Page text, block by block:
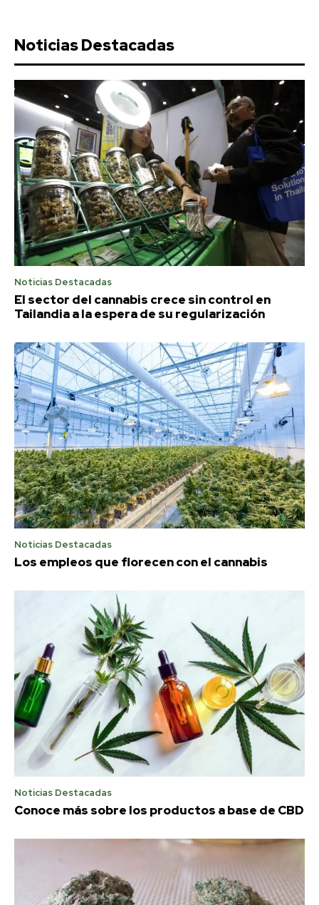
Noticias Destacadas
Noticias Destacadas
El sector del cannabis crece sin control en
Tailandia a la espera de su regularización
Noticias Destacadas
Los empleos que florecen con el cannabis
Noticias Destacadas
Conoce más sobre los productos a base de CBD